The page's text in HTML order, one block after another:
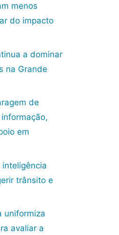
menos
do impacto
a dominar
na Grande
de
em
trânsito e
uniformiza
avaliar a